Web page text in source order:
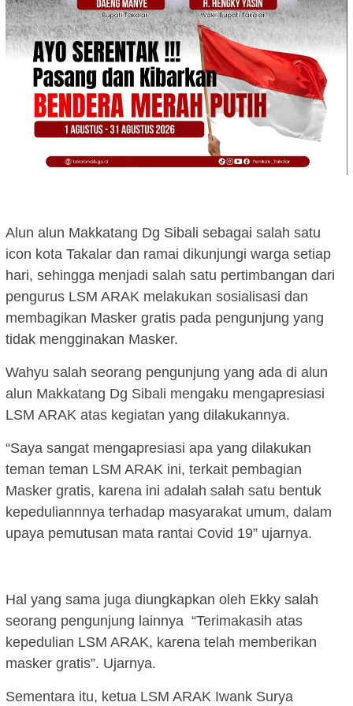
Alun alun Makkatang Dg Sibali sebagai salah satu
icon kota Takalar dan ramai dikunjungi warga setiap
hari, sehingga menjadi salah satu pertimbangan dari
pengurus LSM ARAK melakukan sosialisasi dan
membagikan Masker gratis pada pengunjung yang
tidak mengginakan Masker.
Wahyu salah seorang pengunjung yang ada di alun
alun Makkatang Dg Sibali mengaku mengapresiasi
LSM ARAK atas kegiatan yang dilakukannya.
“Saya sangat mengapresiasi apa yang dilakukan
teman teman LSM ARAK ini, terkait pembagian
Masker gratis, karena ini adalah salah satu bentuk
kepeduliannnya terhadap masyarakat umum, dalam
upaya pemutusan mata rantai Covid 19” ujarnya.
Hal yang sama juga diungkapkan oleh Ekky salah
seorang pengunjung lainnya “Terimakasih atas
kepedulian LSM ARAK, karena telah memberikan
masker gratis”. Ujarnya.
Sementara itu, ketua LSM ARAK Iwank Surya